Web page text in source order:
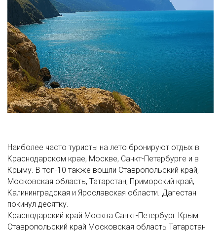
Наиболее часто туристы на лето бронируют отдых в
Краснодарском крае, Москве, Санкт-Петербурге и в
Крыму. В топ-10 также вошли Ставропольский край,
Московская область, Татарстан, Приморский край,
Калининградская и Ярославская области. Дагестан
покинул десятку.
Краснодарский край Москва Санкт-Петербург Крым
Ставропольский край Московская область Татарстан